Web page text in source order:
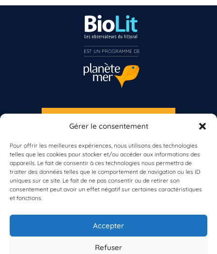
Gérer le consentement
Pour offrir les meilleures expériences, nous utilisons des technologies
telles que les cookies pour stocker et/ou accéder aux informations des
appareils. Le fait de consentir à ces technologies nous permettra de
traiter des données telles que le comportement de navigation ou les ID
uniques sur ce site. Le fait de ne pas consentir ou de retirer son
consentement peut avoir un effet négatif sur certaines caractéristiques
et fonctions.
Accepter
Refuser
À propos de BioLit
Vos données d'observation
Ressources
Résultats du programme
S'INSCRIRE À LA NEWSLETTER
Vous n’êtes pas encore inscrit à Biolit ?
Inscrivez-vous dès maintenant